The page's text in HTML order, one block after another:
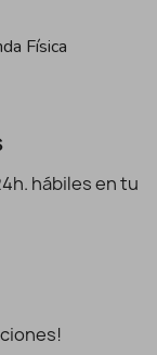
Física
hábiles en tu